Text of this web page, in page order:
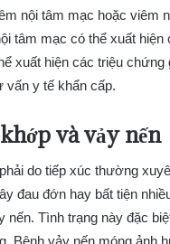
nội tâm mạc hoặc viêm
tâm mạc có thể xuất hiện
xuất hiện các triệu chứng
vấn y tế khẩn cấp.
và vảy nến
do tiếp xúc thường
đau đớn hay bất tiện
nến. Tình trạng này đặc